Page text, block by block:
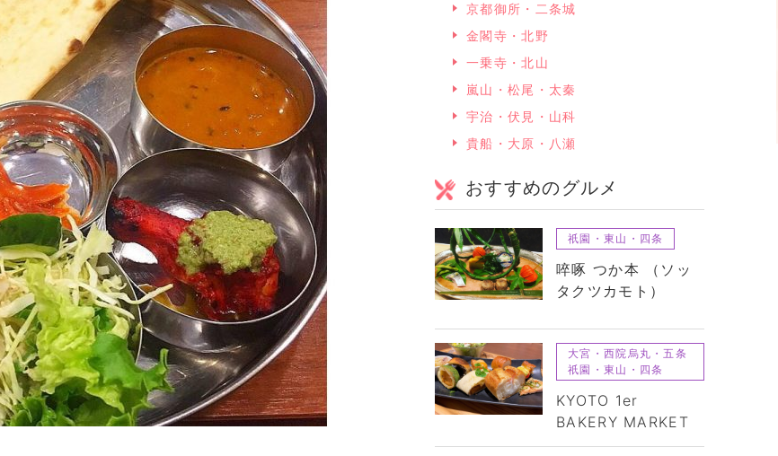
京都御所・二条城
金閣寺・北野
一乗寺・北山
嵐山・松尾・太秦
宇治・伏見・山科
貴船・大原・八瀬
おすすめのグルメ
祇園・東山・四条
啐啄 つか本 （ソッ
タクツカモト）
大宮・西院烏丸・五条
祇園・東山・四条
KYOTO 1er
BAKERY MARKET